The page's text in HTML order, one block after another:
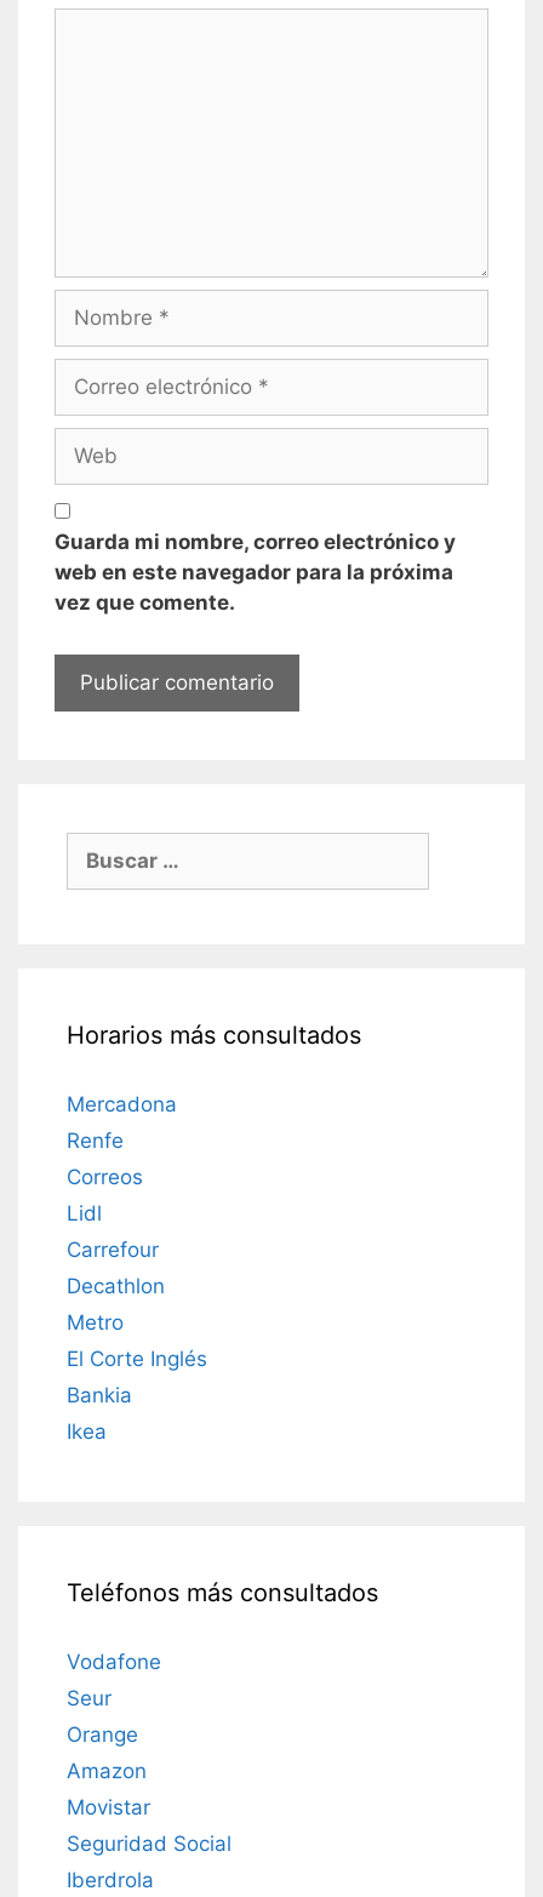
electrónico
Guarda mi nombre, correo electrónico y
web en este navegador para la próxima
vez que comente.
Buscar:
Horarios más consultados
Mercadona
Renfe
Correos
Lidl
Carrefour
Decathlon
Metro
El Corte Inglés
Bankia
Ikea
Teléfonos más consultados
Vodafone
Seur
Orange
Amazon
Movistar
Seguridad Social
Iberdrola